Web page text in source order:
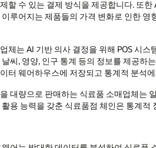
할 수 있는 결제 방식을 제공합니다. 또
루어지는 제품들의 가격 변화로 인한
체는 AI 기반 의사 결정을 위해 POS 시
씨, 영양, 인구 통계 등의 정보를 제공하
터 웨어하우스에 저장되고 통계적 분석
대량으로 판매하는 식료품 소매업체는
용 능력을 갖춘 식료품점 체인은 통계